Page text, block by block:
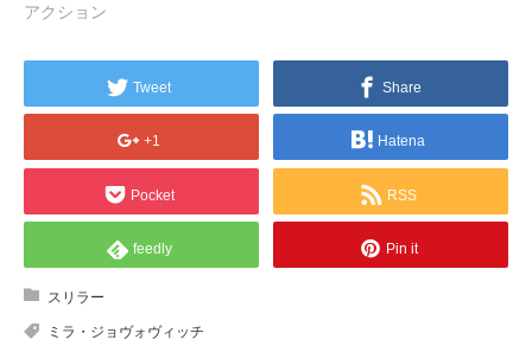
アクション
Tweet Share
+1 Hatena
Pocket RSS
feedly Pin it
スリラー
ミラ・ジョヴォヴィッチ